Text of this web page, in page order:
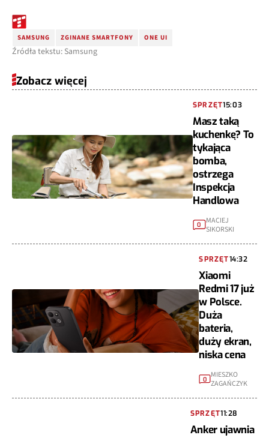
SAMSUNG ZGINANE SMARTFONY ONE UI
Źródła tekstu: Samsung
Zobacz więcej
SPRZĘT15:03
Masz taką
kuchenkę? To
tykająca
bomba,
ostrzega
Inspekcja
Handlowa
0
MACIEJ
SIKORSKI
SPRZĘT14:32
Xiaomi
Redmi 17 już
w Polsce.
Duża
bateria,
duży ekran,
niska cena
0
MIESZKO
ZAGAŃCZYK
SPRZĘT11:28
Anker ujawnia